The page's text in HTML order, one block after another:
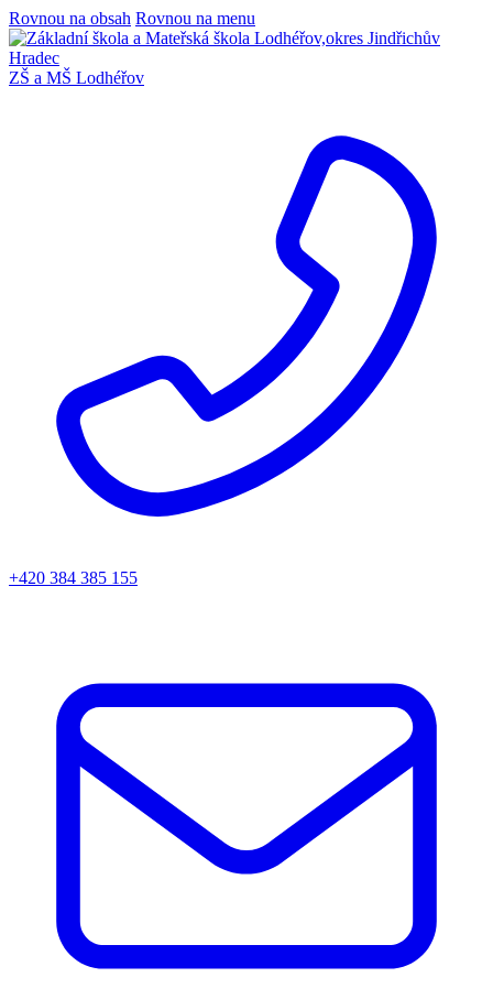
Rovnou na obsah Rovnou na menu
ZŠ a MŠ Lodhéřov
+420 384 385 155